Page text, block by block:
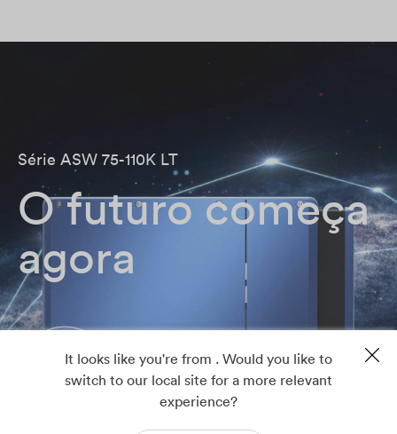
Série ASW 75-110K LT
O futuro começa
agora
It looks like you're from . Would you like to
switch to our local site for a more relevant
experience?